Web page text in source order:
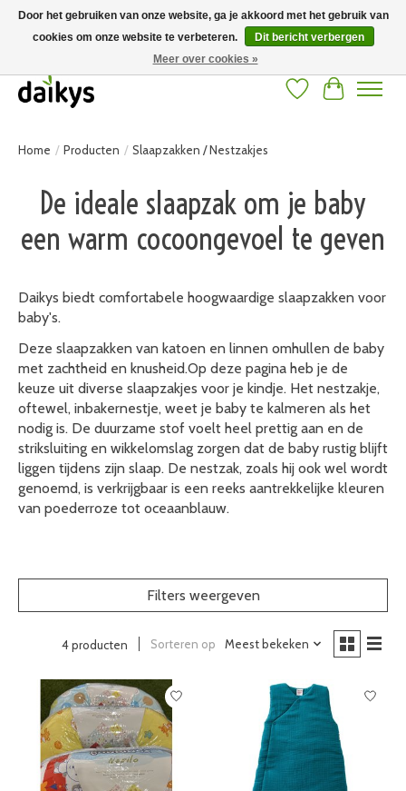
Grote keuze aan producten en snelle verzending! Gratis verzending vanaf 50
Verlanglijst
Home / Producten / Slaapzakken / Nestzakjes
De ideale slaapzak om je baby
een warm cocoongevoel te geven
Daikys biedt comfortabele hoogwaardige slaapzakken voor
baby's.
Deze slaapzakken van katoen en linnen omhullen de baby
met zachtheid en knusheid.Op deze pagina heb je de
keuze uit diverse slaapzakjes voor je kindje. Het nestzakje,
oftewel, inbakernestje, weet je baby te kalmeren als het
nodig is. De duurzame stof voelt heel prettig aan en de
striksluiting en wikkelomslag zorgen dat de baby rustig blijft
liggen tijdens zijn slaap. De nestzak, zoals hij ook wel wordt
genoemd, is verkrijgbaar is een reeks aantrekkelijke kleuren
van poederroze tot oceaanblauw.
Filters weergeven
4 producten Sorteren op Meest bekeken
Door het gebruiken van onze website, ga je akkoord met het gebruik van
cookies om onze website te verbeteren.
Dit bericht verbergen
Meer over cookies »